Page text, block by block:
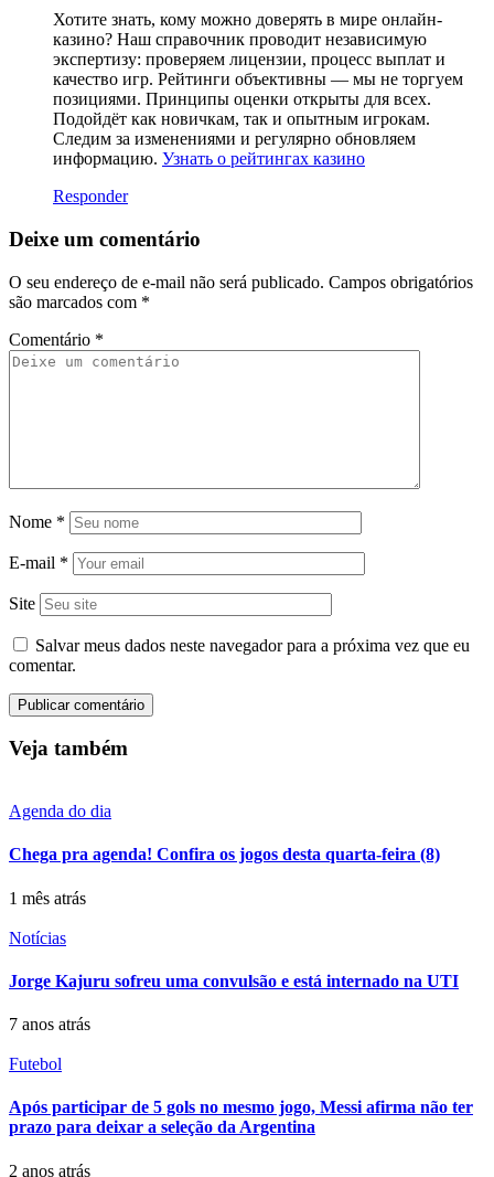
Хотите знать, кому можно доверять в мире онлайн-
казино? Наш справочник проводит независимую
экспертизу: проверяем лицензии, процесс выплат и
качество игр. Рейтинги объективны — мы не торгуем
позициями. Принципы оценки открыты для всех.
Подойдёт как новичкам, так и опытным игрокам.
Следим за изменениями и регулярно обновляем
информацию. Узнать о рейтингах казино
Responder
Deixe um comentário
O seu endereço de e-mail não será publicado. Campos obrigatórios
são marcados com *
Comentário *
Nome *
E-mail *
Site
Salvar meus dados neste navegador para a próxima vez que eu
comentar.
Veja também
Agenda do dia
Chega pra agenda! Confira os jogos desta quarta-feira (8)
1 mês atrás
Notícias
Jorge Kajuru sofreu uma convulsão e está internado na UTI
7 anos atrás
Futebol
Após participar de 5 gols no mesmo jogo, Messi afirma não ter
prazo para deixar a seleção da Argentina
2 anos atrás